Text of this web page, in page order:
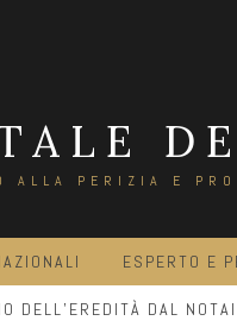
ALLA PERIZIA E
ESPERTO E
DELL’EREDITÀ DAL